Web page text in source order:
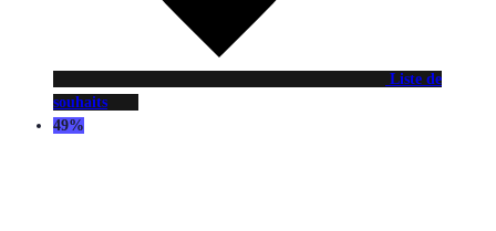
Liste de
souhaits
49%